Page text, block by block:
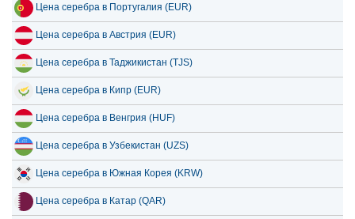
Цена серебра в Португалия (EUR)
Цена серебра в Австрия (EUR)
Цена серебра в Таджикистан (TJS)
Цена серебра в Кипр (EUR)
Цена серебра в Венгрия (HUF)
Цена серебра в Узбекистан (UZS)
Цена серебра в Южная Корея (KRW)
Цена серебра в Катар (QAR)